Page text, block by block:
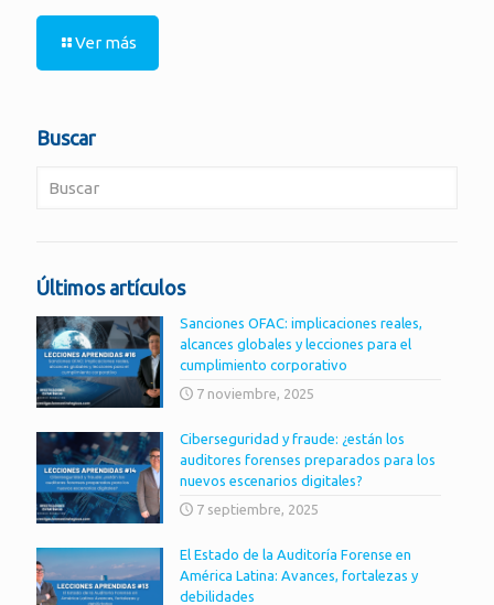
Ver más
Buscar
Últimos artículos
Sanciones OFAC: implicaciones reales,
alcances globales y lecciones para el
cumplimiento corporativo
7 noviembre, 2025
Ciberseguridad y fraude: ¿están los
auditores forenses preparados para los
nuevos escenarios digitales?
7 septiembre, 2025
El Estado de la Auditoría Forense en
América Latina: Avances, fortalezas y
debilidades